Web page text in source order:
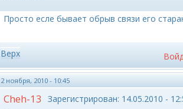
Просто есле бывает обрыв связи его
Верх
2 ноября, 2010 - 10:45
Cheh-13 Зарегистрирован: 14.05.2010 -